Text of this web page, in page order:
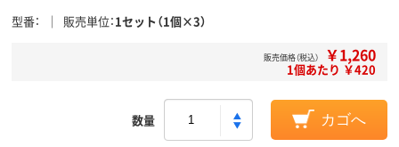
型番 販売単位 1セット（1個×3）
販売価格（税込） ￥1,260
1個あたり ￥420
数量 カゴへ